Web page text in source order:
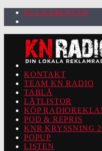
92.2 KARLSTAD
KONTAKT
TEAM KN RADIO
TABLÅ
LÅTLISTOR
KÖP
POD & REPRIS
KNR KRYSSNING
POPUP
LISTEN